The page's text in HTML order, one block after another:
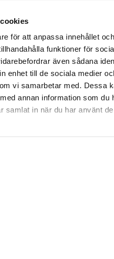
för att anpassa innehållet och
funktioner för
även sådana
enhet till de sociala medier
vi samarbetar med. Dessa
annan information som du
samlat in när du har använt